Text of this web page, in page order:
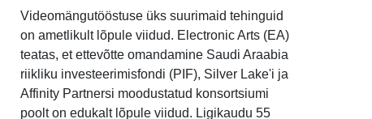
Videomängutööstuse üks suurimaid tehinguid
on ametlikult lõpule viidud. Electronic Arts (EA)
teatas, et ettevõtte omandamine Saudi Araabia
riikliku investeerimisfondi (PIF), Silver Lake'i ja
Affinity Partnersi moodustatud konsortsiumi
poolt on edukalt lõpule viidud. Ligikaudu 55